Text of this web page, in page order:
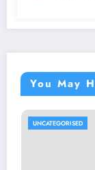
You May
UNCATEGORISED